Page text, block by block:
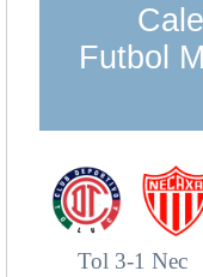
Futbol
Tol 3-1 Nec